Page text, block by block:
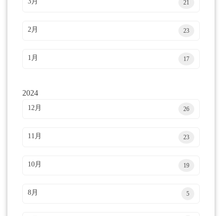
21
2月 23
1月 17
2024
12月 26
11月 23
10月 19
8月 5